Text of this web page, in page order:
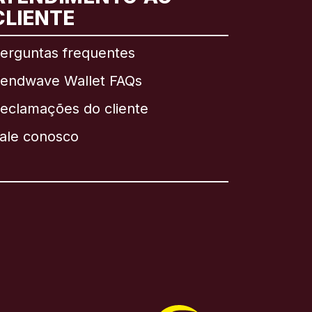
frequentes
Wallet FAQs
do cliente
conosco